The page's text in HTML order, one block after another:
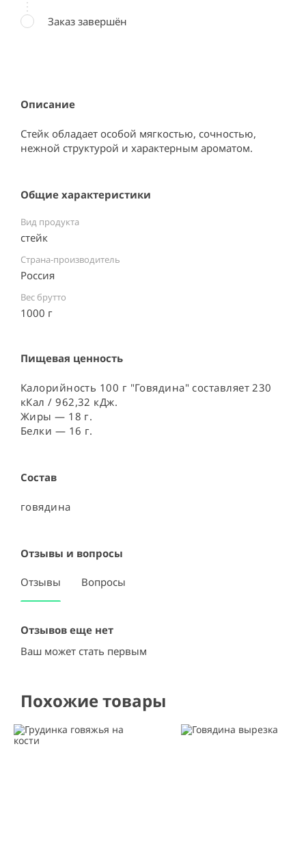
Описание
Стейк обладает особой мягкостью, сочностью,
нежной структурой и характерным ароматом.
Общие характеристики
Вид продукта
стейк
Страна-производитель
Россия ⠀
Вес брутто
1000 г
Пищевая ценность
Калорийность 100 г "Говядина" составляет 230
кКал / 962,32 кДж.
Жиры — 18 г.
Белки — 16 г.
Состав
говядина
Отзывы и вопросы
Отзывы Вопросы
Отзывов еще нет
Ваш может стать первым
Заказ завершён
Похожие товары